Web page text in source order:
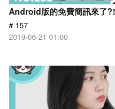
Android版的免費簡訊來了
# 157
2019-06-21 01:00